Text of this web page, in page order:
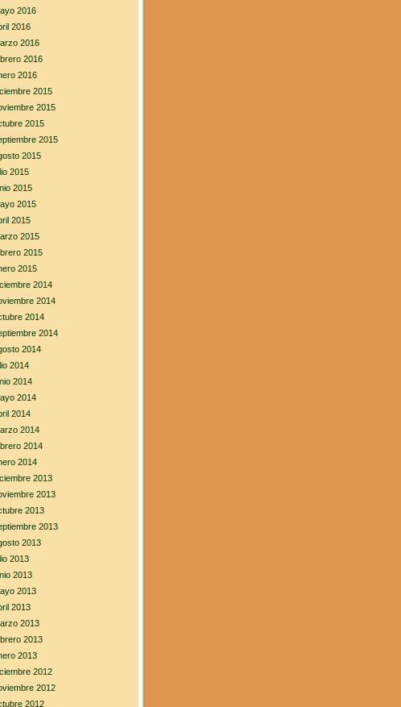
2016
2016
2016
2016
2016
2015
2015
2015
2015
2015
2015
2015
2015
2015
2015
2015
2015
2014
2014
2014
2014
2014
2014
2014
2014
2014
2014
2014
2014
2013
2013
2013
2013
2013
2013
2013
2013
2013
2013
2013
2013
2012
2012
2012